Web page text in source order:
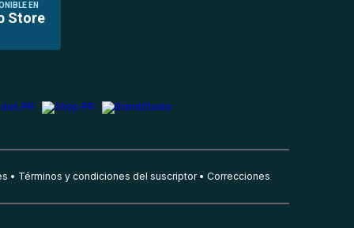
EN
Store
Términos y condiciones del suscriptor Correcciones